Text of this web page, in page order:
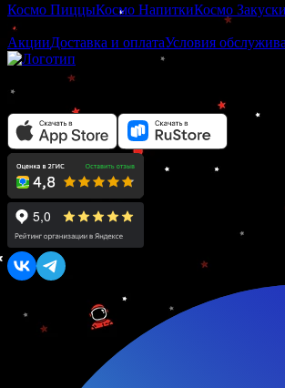
Космо ПиццыКосмо НапиткиКосмо Закуски
О заведении
АкцииДоставка и оплатаУсловия